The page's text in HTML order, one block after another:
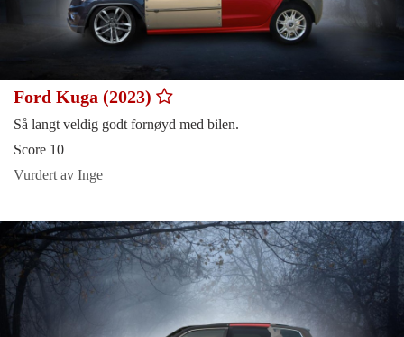
Ford Kuga (2023)
Så langt veldig godt fornøyd med bilen.
Score 10
Vurdert av Inge